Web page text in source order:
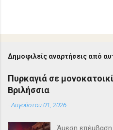
Δημοφιλείς αναρτήσεις από
Πυρκαγιά σε
Βριλήσσια
-Αυγούστου 01, 2026
Άμεση επέμβαση